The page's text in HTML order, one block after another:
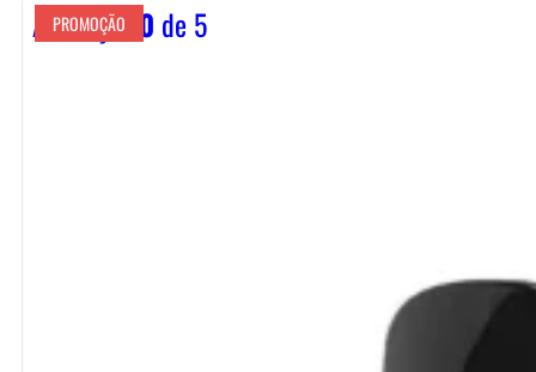
Avaliação 0 de 5
PROMOÇÃO